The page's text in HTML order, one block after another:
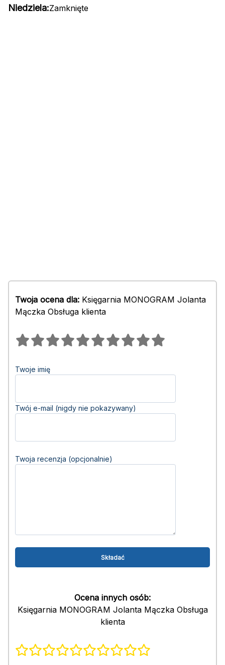
Niedziela:Zamknięte
Twoja ocena dla: Księgarnia MONOGRAM Jolanta
Mączka Obsługa klienta
Twoje imię
Twój e-mail (nigdy nie pokazywany)
Twoja recenzja (opcjonalnie)
Ocena innych osób:
Księgarnia MONOGRAM Jolanta Mączka Obsługa
klienta